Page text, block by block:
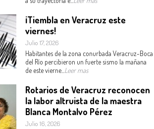
¡Tiembla en Veracruz este
viernes!
Julio 17, 2026
Habitantes de la zona conurbada Veracruz-Boca
del Río percibieron un fuerte sismo la mañana
de este vierne... Leer mas
Rotarios de Veracruz reconocen
la labor altruista de la maestra
Blanca Montalvo Pérez
Julio 16, 2026